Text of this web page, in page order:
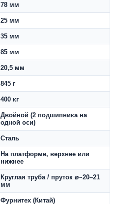
78 мм
25 мм
35 мм
85 мм
20,5 мм
845 г
400 кг
Двойной (2 подшипника на
одной оси)
Сталь
На платформе, верхнее или
нижнее
Круглая труба / пруток ⌀~20–21
мм
Фурнитех (Китай)